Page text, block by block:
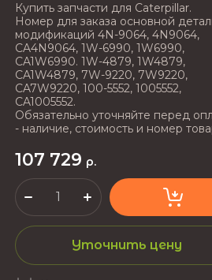
Купить запчасти для Caterpillar.
Номер для заказа основной
модификаций 4N-9064, 4N9064,
CA4N9064, 1W-6990, 1W6990,
CA1W6990. 1W-4879, 1W4879,
CA1W4879, 7W-9220, 7W9220,
CA7W9220, 100-5552, 1005552,
CA1005552.
Обязательно уточняйте перед
- наличие, стоимость и номер
107 729 р.
Уточнить цену